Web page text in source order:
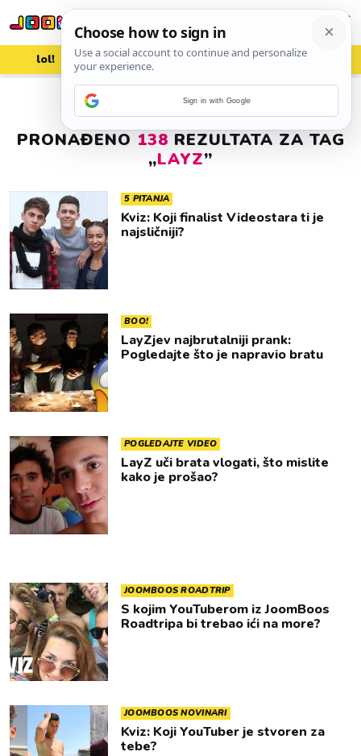
lol! aww vrh! woot?!
PRONAĐENO 138 REZULTATA ZA TAG
„LAYZ”
5 PITANJA
Kviz: Koji finalist Videostara ti je
najsličniji?
BOO!
LayZjev najbrutalniji prank:
Pogledajte što je napravio bratu
POGLEDAJTE VIDEO
LayZ uči brata vlogati, što mislite
kako je prošao?
JOOMBOOS ROADTRIP
S kojim YouTuberom iz JoomBoos
Roadtripa bi trebao ići na more?
JOOMBOOS NOVINARI
Kviz: Koji YouTuber je stvoren za
tebe?
Sign in with Google